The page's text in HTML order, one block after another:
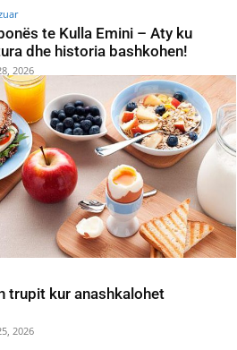
te Kulla Emini – Aty ku
dhe historia bashkohen!
2026
trupit kur anashkalohet
2026